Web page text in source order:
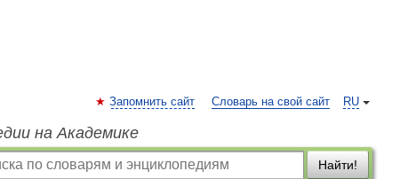
RU
Запомнить сайт Словарь на свой сайт
на Академике
Найти!